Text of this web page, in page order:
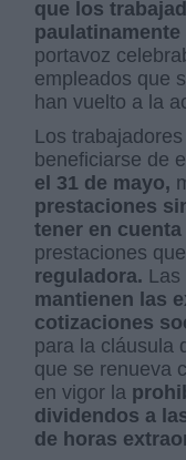
que los
portavoz
empleados que
han vuelto a la
Los
beneficiarse de
el 31 de mayo,
prestaciones
tener en
prestaciones
reguladora. Las
mantienen las
cotizaciones
para la cláusula
que se renueva
en vigor la
dividendos a
de horas